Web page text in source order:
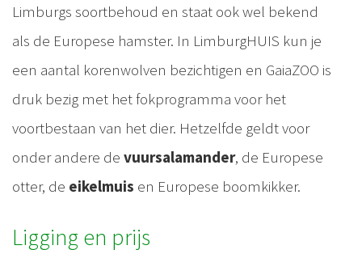
Limburgs soortbehoud en staat ook wel bekend
als de Europese hamster. In LimburgHUIS kun je
een aantal korenwolven bezichtigen en GaiaZOO is
druk bezig met het fokprogramma voor het
voortbestaan van het dier. Hetzelfde geldt voor
onder andere de vuursalamander, de Europese
otter, de eikelmuis en Europese boomkikker.
Ligging en prijs